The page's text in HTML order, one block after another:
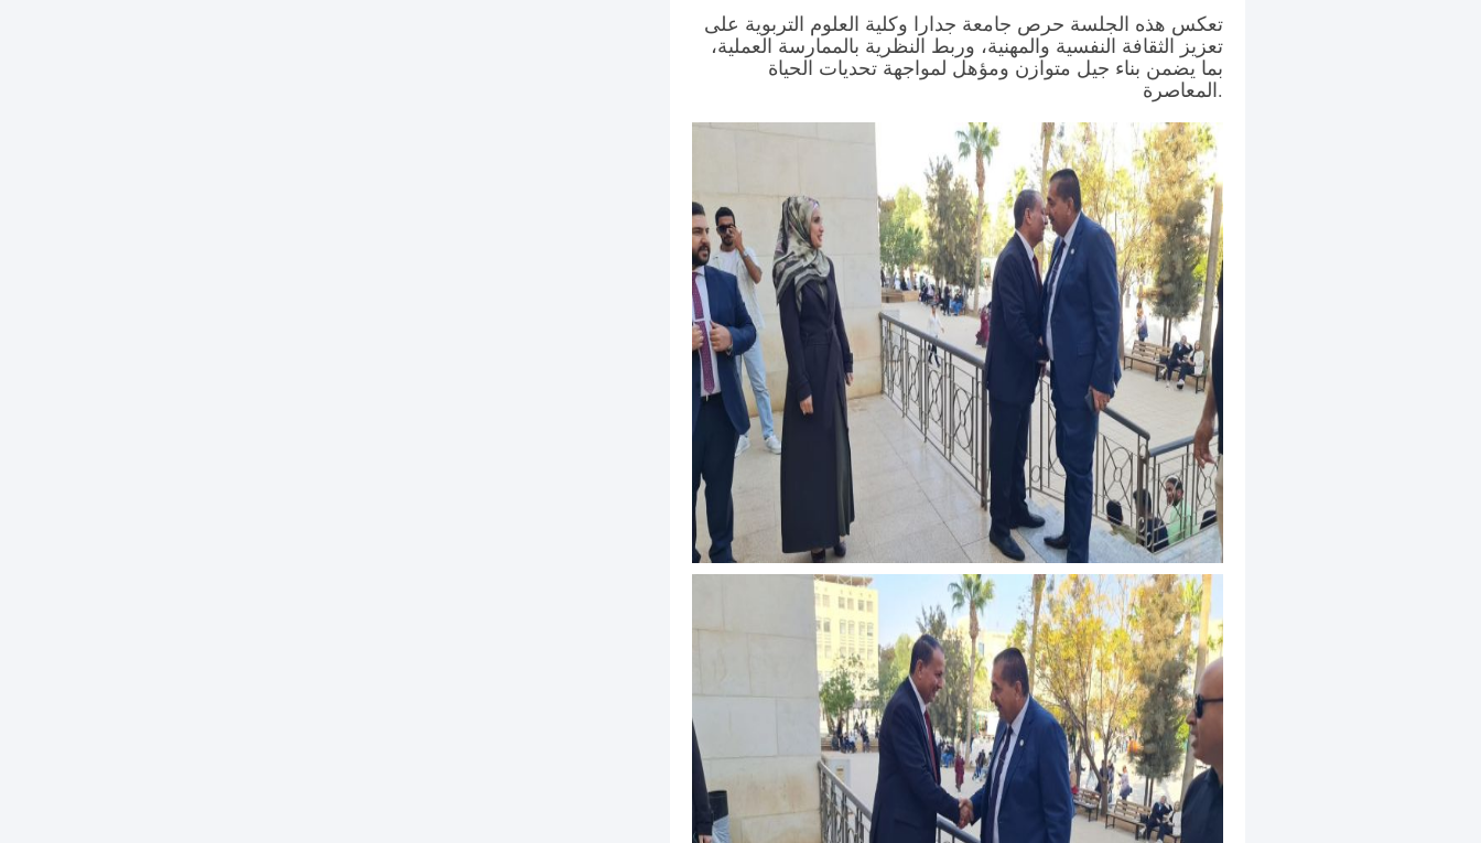
تعكس هذه الجلسة حرص جامعة جدارا وكلية العلوم التربوية على
تعزيز الثقافة النفسية والمهنية، وربط النظرية بالممارسة العملية،
بما يضمن بناء جيل متوازن ومؤهل لمواجهة تحديات الحياة
المعاصرة.